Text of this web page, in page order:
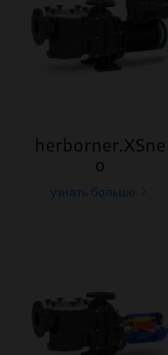
herborner.XSne
o
узнать больше